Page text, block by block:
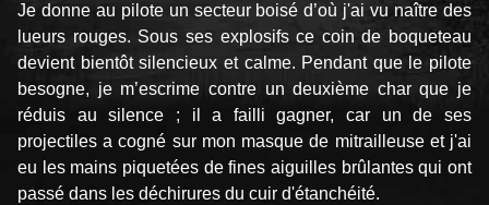
Je donne au pilote un secteur boisé d’où j'ai vu naître des
lueurs rouges. Sous ses explosifs ce coin de boqueteau
devient bientôt silencieux et calme. Pendant que le pilote
besogne, je m’escrime contre un deuxième char que je
réduis au silence ; il a failli gagner, car un de ses
projectiles a cogné sur mon masque de mitrailleuse et j'ai
eu les mains piquetées de fines aiguilles brûlantes qui ont
passé dans les déchirures du cuir d'étanchéité.